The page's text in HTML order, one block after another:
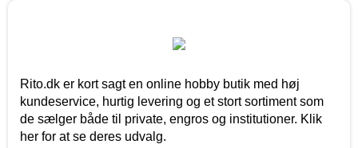
Rito.dk er kort sagt en online hobby butik med høj
kundeservice, hurtig levering og et stort sortiment som
de sælger både til private, engros og institutioner. Klik
her for at se deres udvalg.